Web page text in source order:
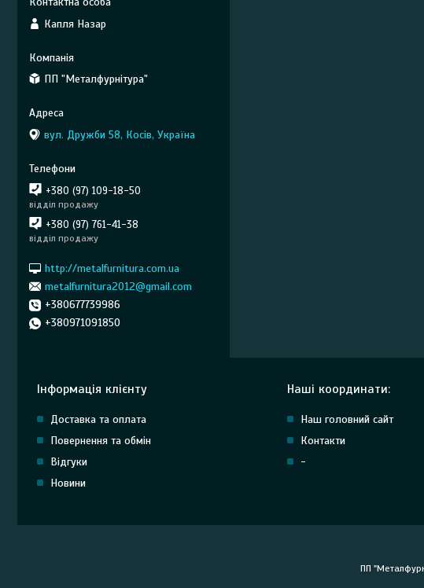
Капля Назар
ПП "Металфурнітура"
вул. Дружби 58, Косів, Україна
+380 (97) 109-18-50
відділ продажу
+380 (97) 761-41-38
відділ продажу
http://metalfurnitura.com.ua
metalfurnitura2012@gmail.com
+380677739986
+380971091850
Інформація клієнту
Доставка та оплата
Повернення та обмін
Відгуки
Новини
Наші координати:
Наш головний сайт
Контакти
-